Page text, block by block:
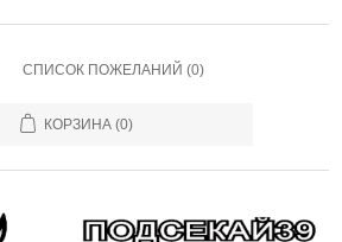
СПИСОК ПОЖЕЛАНИЙ (0)
КОРЗИНА (0)